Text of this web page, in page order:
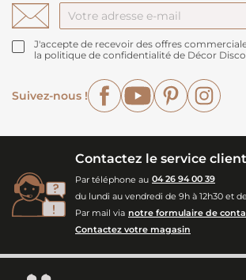
J'accepte de recevoir des offres
la politique de confidentialité de Décor
Suivez-nous !
FacebookYouTubePinterest
Contactez le service client
Par téléphone au 04 26 94 00 39
du lundi au vendredi de 9h à 12h30 et de
Par mail via notre formulaire de
Contactez votre magasin